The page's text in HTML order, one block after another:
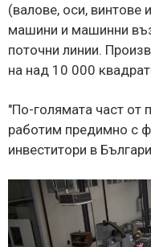
(валове, оси, винтове
машини и машинни
поточни линии.
на над 10 000
"По-голямата част от
работим предимно с
инвеститори в